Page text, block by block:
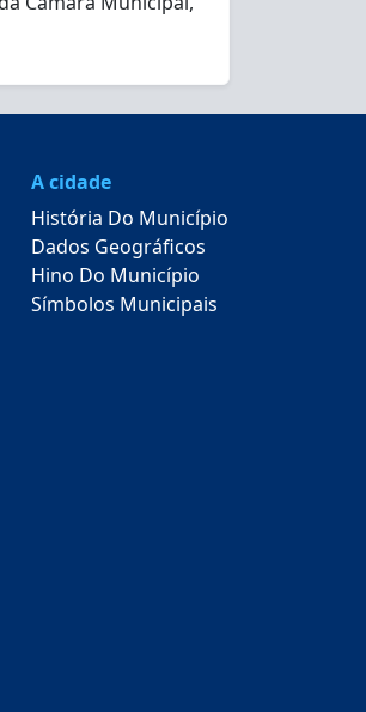
A cidade
História Do Município
Dados Geográficos
Hino Do Município
Símbolos Municipais